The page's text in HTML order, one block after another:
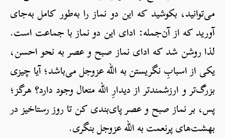
می‌توانید، بکوشید که این دو نماز را به‌طور کامل به‌جای
آورید که از آن‌جمله: ادای این دو نماز با جماعت است.
لذا روشن شد که ادای نماز صبح و عصر به نحو احسن،
یکی از اسبابِ نگریستن به الله عزوجل می‌باشد؛ آیا چیزی
بزرگ‌تر و ارزشمندتر از دیدارِ الله متعال وجود دارد؟ هرگز؛
پس، بر نماز صبح و عصر پای‌بندی کن تا روز رستاخیز در
بهشت‌های پرنعمت به الله عزوجل بنگری.